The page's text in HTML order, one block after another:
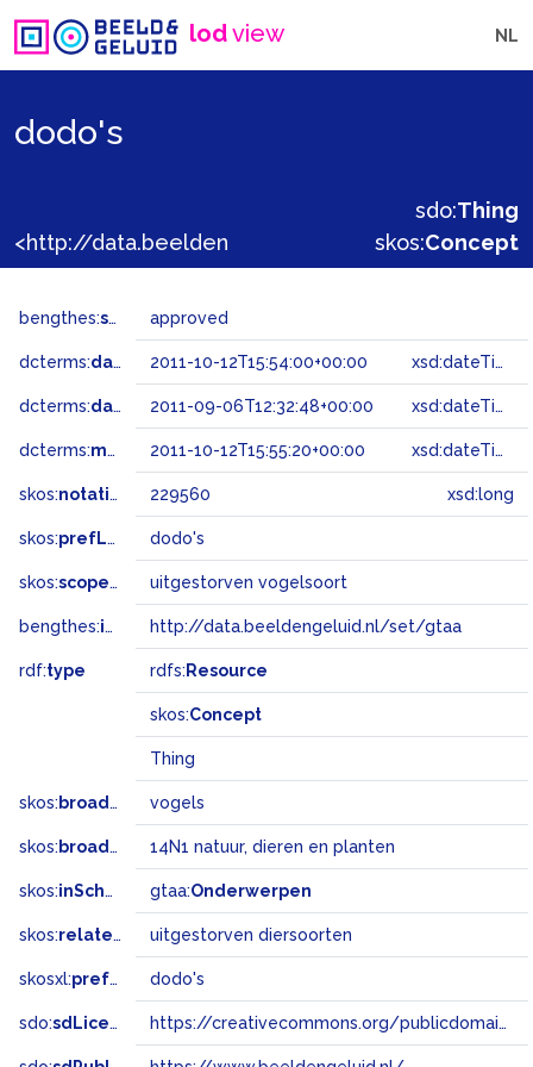
lodview NL
dodo's
sdo:Thing
skos:Concept
bengthes:status approved
dcterms:dateAccepted 2011-10-12T15:54:00+00:00 xsd:dateTime
dcterms:dateSubmitted 2011-09-06T12:32:48+00:00 xsd:dateTime
dcterms:modified 2011-10-12T15:55:20+00:00 xsd:dateTime
skos:notation 229560 xsd:long
skos:prefLabel dodo's
skos:scopeNote uitgestorven vogelsoort
bengthes:inSet http://data.beeldengeluid.nl/set/gtaa
rdf:type rdfs: Resource
skos:Concept
Thing
skos: broader vogels
skos: broadMatch 14N1 natuur, dieren en planten
skos:inScheme gtaa:Onderwerpen
skos:related uitgestorven diersoorten
skosxl:prefLabel dodo's
sdo:sdLicense https://creativecommons.org/publicdomain/zero/1.0/